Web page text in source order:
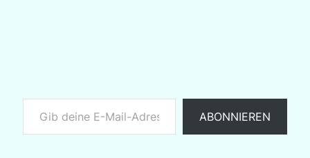
Gib deine E-Mail-Adresse ein ...
ABONNIEREN